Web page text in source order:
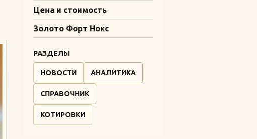
Цена и стоимость
Золото Форт Нокс
РАЗДЕЛЫ
НОВОСТИ АНАЛИТИКА
СПРАВОЧНИК
КОТИРОВКИ